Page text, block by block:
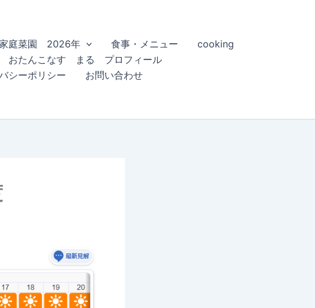
庭菜園 2026年 食事・メニュー
cooking
おたんこなす まる プロフィール
シーポリシー
お問い合わせ